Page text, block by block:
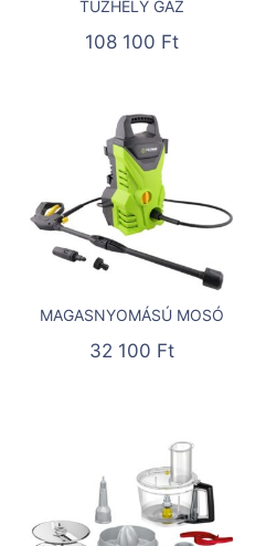
TŰZHELY GÁZ
108 100 Ft
MAGASNYOMÁSÚ MOSÓ
32 100 Ft